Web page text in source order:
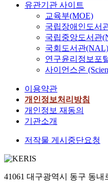
유관기관 사이트
교육부(MOE)
국립장애인도서
국립중앙도서관
국회도서관(NAL)
연구윤리정보포
사이언스온
이용약관
개인정보처리방침
개인정보 재동의
기관소개
저작물 게시중단요청
41061 대구광역시 동구 동내